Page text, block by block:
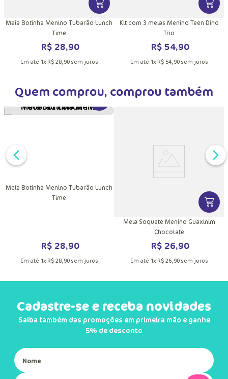
INFORMAÇÕES DO PRODUTOVER MAIS INFORMAÇÕES DO
Meia Botinha Menino Tubarão Lunch
Time
R$ 28,90
Em até 1x R$ 28,90sem juros
VER
Kit com 3 meias Menino Teen Dino
Trio
R$ 54,90
Em até 1x R$ 54,90sem juros
Quem comprou, comprou também
Meia Botinha Menino Tubarão Lunch
Time
R$ 28,90
Em até 1x R$ 28, 90sem juros
VER
Meia Soquete Menino Guaxinim
Chocolate
R$ 26,90
Em até 1x R$ 26,90sem juros
Cadastre-se e receba novidades
Saiba também das promoções em primeira mão e ganhe
5% de desconto